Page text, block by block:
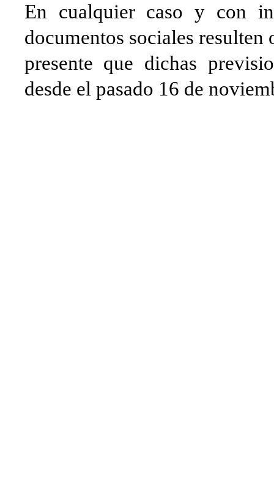
En cualquier caso y con
documentos sociales
presente que dichas
desde el pasado 16 de